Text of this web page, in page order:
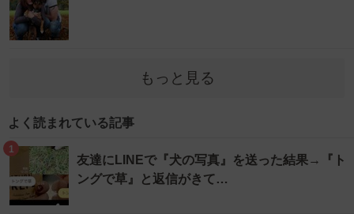
もっと見る
よく読まれている記事
1
友達にLINEで『犬の写真』を送った結果→『ト
ングで草』と返信がきて…